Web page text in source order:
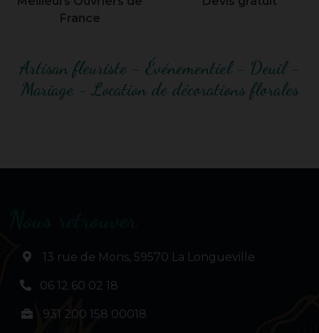
France
Artisan fleuriste - Événementiel - Deuil -
Mariage - Location de décorations florales
13 rue de Mons, 59570 La Longueville
06 12 60 02 18
931 200 158 00018